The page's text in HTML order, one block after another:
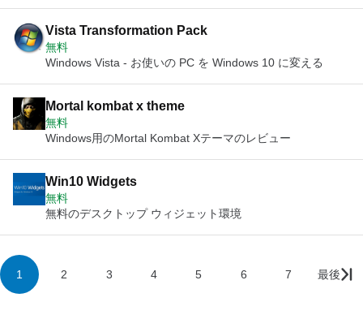
Vista Transformation Pack
無料
Windows Vista - お使いの PC を Windows 10 に変える
Mortal kombat x theme
無料
Windows用のMortal Kombat Xテーマのレビュー
Win10 Widgets
無料
無料のデスクトップ ウィジェット環境
1 2 3 4 5 6 7 最後